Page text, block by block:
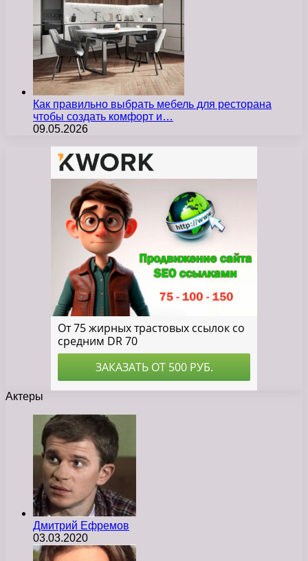
Как правильно выбрать мебель для ресторана
чтобы создать комфорт и…
09.05.2026
Актеры
Дмитрий Ефремов
03.03.2020